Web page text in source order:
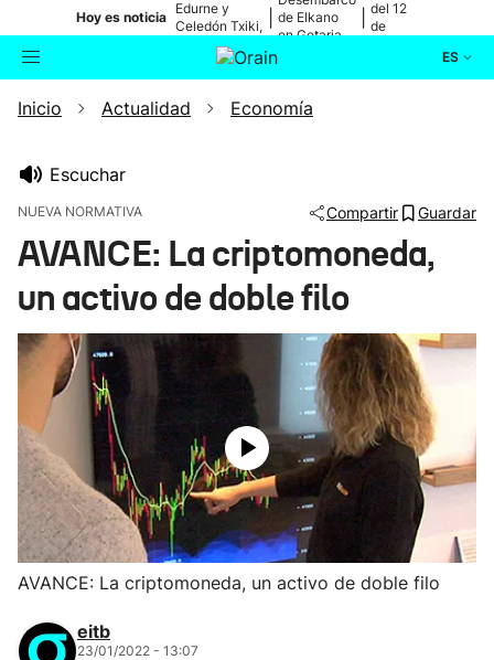
Hoy es noticia
Edurne y
Celedón Txiki,
en directo
de Elkano
en Getaria
del 12
de
ES
Buscador Actualidad
Ikusmiran
Inicio Actualidad Economía
Escuchar
NUEVA NORMATIVA Compartir Guardar
AVANCE: La criptomoneda,
un activo de doble filo
AVANCE: La criptomoneda, un activo de doble filo
eitb
23/01/2022 - 13:07